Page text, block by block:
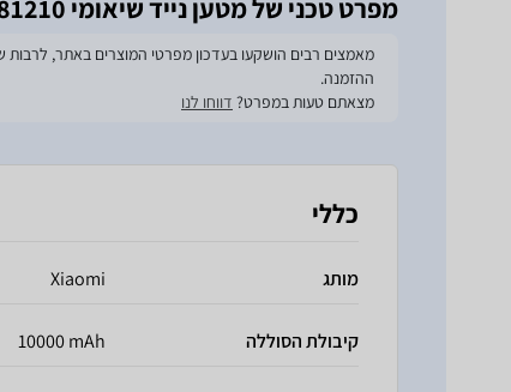
מפרט טכני של מטען נייד שיאומי 81210 165W 10000mAh
ההזמנה.
מצאתם טעות במפרט? דווחו לנו
כללי
מותג Xiaomi
קיבולת הסוללה 10000 mAh